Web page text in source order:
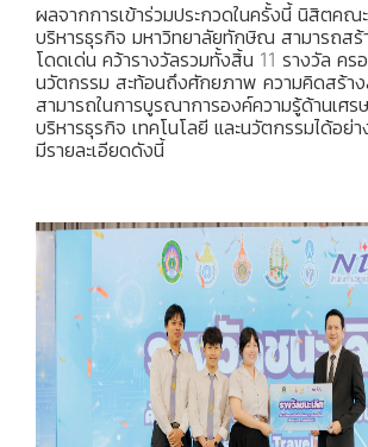
ผลจากการเข้าร่วมประกวดในครั้งนี้ นิสิตคณ
บริหารธุรกิจ มหาวิทยาลัยทักษิณ สามารถสร้
โดดเด่น คว้ารางวัลรวมทั้งสิ้น 11 รางวัล คร
นวัตกรรม สะท้อนถึงศักยภาพ ความคิดสร้าง
สามารถในการบูรณาการองค์ความรู้ด้านเศร
บริหารธุรกิจ เทคโนโลยี และนวัตกรรมได้อย่
มีรายละเอียดดังนี้